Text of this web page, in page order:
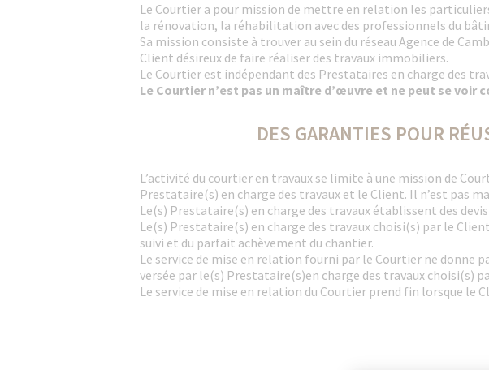
Le Courtier a pour mission de mettre en relation les
la rénovation, la réhabilitation avec des professionnels du
Sa mission consiste à trouver au sein du réseau Agence de
Client désireux de faire réaliser des travaux immobiliers.
Le Courtier est indépendant des Prestataires en charge des
Le Courtier n’est pas un maître d’œuvre et ne peut se voir
DES GARANTIES POUR
L’activité du courtier en travaux se limite à une mission de
Prestataire(s) en charge des travaux et le Client. Il n’est pas
Le(s) Prestataire(s) en charge des travaux établissent des
Le(s) Prestataire(s) en charge des travaux choisi(s) par le
suivi et du parfait achèvement du chantier.
Le service de mise en relation fourni par le Courtier ne donne
versée par le(s) Prestataire(s)en charge des travaux choisi(s)
Le service de mise en relation du Courtier prend fin lorsque le